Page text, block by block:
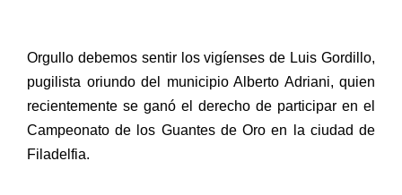
Orgullo debemos sentir los vigíenses de Luis Gordillo,
pugilista oriundo del municipio Alberto Adriani, quien
recientemente se ganó el derecho de participar en el
Campeonato de los Guantes de Oro en la ciudad de
Filadelfia.